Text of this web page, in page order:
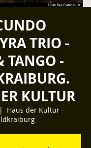
TRIO -
TANGO -
KULTUR
Haus der Kultur -